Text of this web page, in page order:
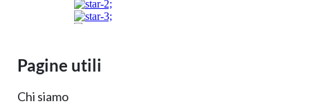
Pagine utili
Chi siamo